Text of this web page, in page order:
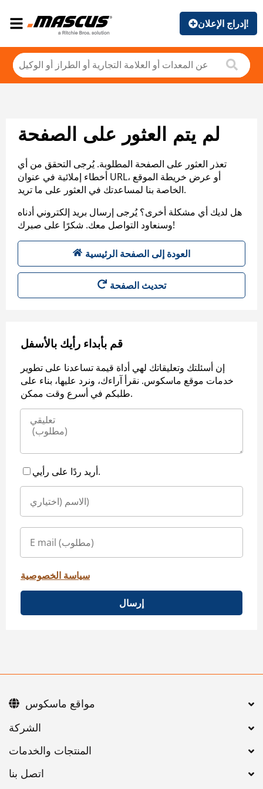
إدراج الإعلان!
لم يتم العثور على الصفحة
تعذر العثور على الصفحة المطلوبة. يُرجى التحقق من أي
أخطاء إملائية في عنوان URL، أو عرض خريطة الموقع
الخاصة بنا لمساعدتك في العثور على ما تريد.
هل لديك أي مشكلة أخرى؟ يُرجى إرسال بريد إلكتروني أدناه
وسنعاود التواصل معك. شكرًا على صبرك!
العودة إلى الصفحة الرئيسية
تحديث الصفحة
قم بأبداء رأيك بالأسفل
إن أسئلتك وتعليقاتك لهي أداة قيمة تساعدنا على تطوير
خدمات موقع ماسكوس. نقرأ آراءك، ونرد عليها، بناء على
طلبكم في أسرع وقت ممكن.
أريد ردًا على رأيي.
سياسة الخصوصية
إرسال
اتصل بنا
مواقع ماسكوس